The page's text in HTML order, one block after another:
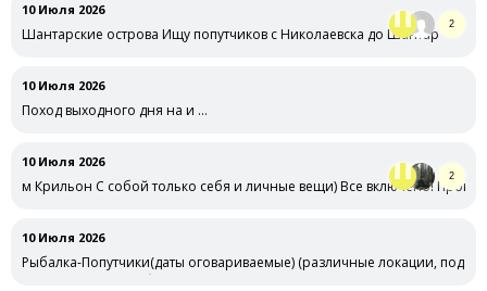
10 Июля 2026
Шантарские острова Ищу попутчиков с Николаевска до Шантар
2
10 Июля 2026
Поход выходного дня на и …
10 Июля 2026
м Крильон С собой только себя и личные вещи) Все включено!
2
10 Июля 2026
Рыбалка-Попутчики(даты оговариваемые) (различные локации, под
под различную рыбу ) рядом с …